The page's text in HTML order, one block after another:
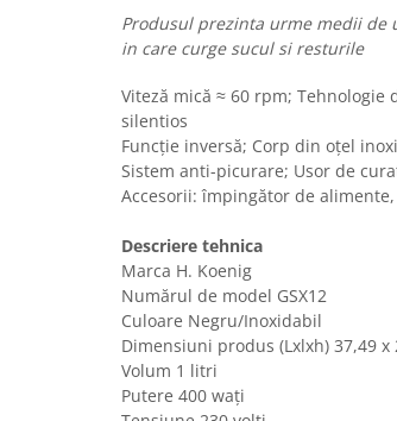
Accesorii tablete
Laptopuri si Accesorii
Wearable & Gadgeturi
Electrocasnice & Climatizare
Accesorii si piese masini spalat
rufe si uscatoare
Aparate Frigorifice
Aparate Racire Aer
Aragaze si cuptoare cu microunde
Climatizare & sisteme de incalzire
Electrocasnice pentru Bucatarie
Produsul prezinta urme medii de
in care curge sucul si resturile
Viteză mică ≈ 60 rpm; Tehnologie
silentios
Funcție inversă; Corp din oțel
Sistem anti-picurare; Usor de
Accesorii: împingător de
Descriere tehnica
Marca H. Koenig
Numărul de model GSX12
Culoare Negru/Inoxidabil
Dimensiuni produs (Lxlxh) ‎37,49
Volum 1 litri
Putere 400 wați